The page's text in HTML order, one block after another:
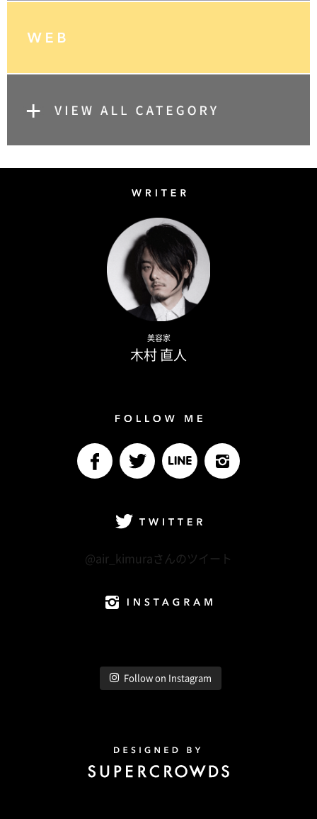
美容家
木村 直人
@air_kimuraさんのツイート
Follow on Instagram